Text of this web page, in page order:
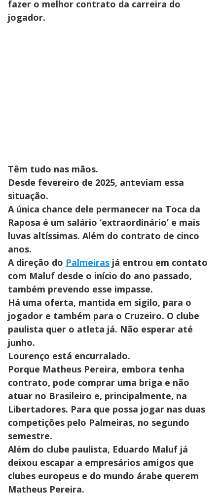
fazer o melhor contrato da carreira do
jogador.
Têm tudo nas mãos.
Desde fevereiro de 2025, anteviam essa
situação.
A única chance dele permanecer na Toca da
Raposa é um salário ‘extraordinário’ e mais
luvas altíssimas. Além do contrato de cinco
anos.
A direção do Palmeiras já entrou em contato
com Maluf desde o início do ano passado,
também prevendo esse impasse.
Há uma oferta, mantida em sigilo, para o
jogador e também para o Cruzeiro. O clube
paulista quer o atleta já. Não esperar até
junho.
Lourenço está encurralado.
Porque Matheus Pereira, embora tenha
contrato, pode comprar uma briga e não
atuar no Brasileiro e, principalmente, na
Libertadores. Para que possa jogar nas duas
competições pelo Palmeiras, no segundo
semestre.
Além do clube paulista, Eduardo Maluf já
deixou escapar a empresários amigos que
clubes europeus e do mundo árabe querem
Matheus Pereira.